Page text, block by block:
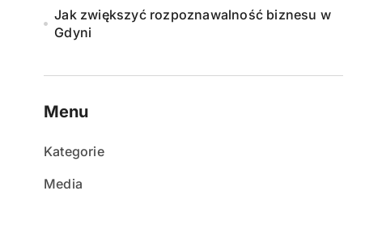
Jak zwiększyć rozpoznawalność biznesu w
Gdyni
Menu
Kategorie
Media